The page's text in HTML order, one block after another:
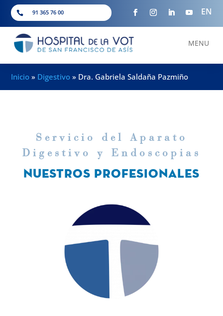
 91 365 76 00 EN
MENU
Inicio » Digestivo » Dra. Gabriela Saldaña Pazmiño
Servicio del Aparato
Digestivo y Endoscopias
NUESTROS PROFESIONALES